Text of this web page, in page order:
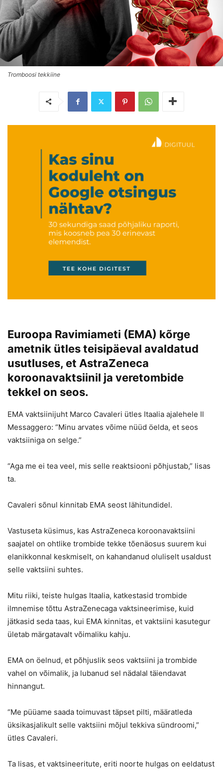
Tromboosi tekkiine
Euroopa Ravimiameti (EMA) kõrge
ametnik ütles teisipäeval avaldatud
usutluses, et AstraZeneca
koroonavaktsiinil ja veretombide
tekkel on seos.
EMA vaktsiinijuht Marco Cavaleri ütles Itaalia ajalehele Il
Messaggero: “Minu arvates võime nüüd öelda, et seos
vaktsiiniga on selge.”
“Aga me ei tea veel, mis selle reaktsiooni põhjustab,” lisas
ta.
Cavaleri sõnul kinnitab EMA seost lähitundidel.
Vastuseta küsimus, kas AstraZeneca koroonavaktsiini
saajatel on ohtlike trombide tekke tõenäosus suurem kui
elanikkonnal keskmiselt, on kahandanud oluliselt usaldust
selle vaktsiini suhtes.
Mitu riiki, teiste hulgas Itaalia, katkestasid trombide
ilmnemise tõttu AstraZenecaga vaktsineerimise, kuid
jätkasid seda taas, kui EMA kinnitas, et vaktsiini kasutegur
ületab märgatavalt võimaliku kahju.
EMA on öelnud, et põhjuslik seos vaktsiini ja trombide
vahel on võimalik, ja lubanud sel nädalal täiendavat
hinnangut.
“Me püüame saada toimuvast täpset pilti, määratleda
üksikasjalikult selle vaktsiini mõjul tekkiva sündroomi,”
ütles Cavaleri.
Ta lisas, et vaktsineeritute, eriti noorte hulgas on eeldatust